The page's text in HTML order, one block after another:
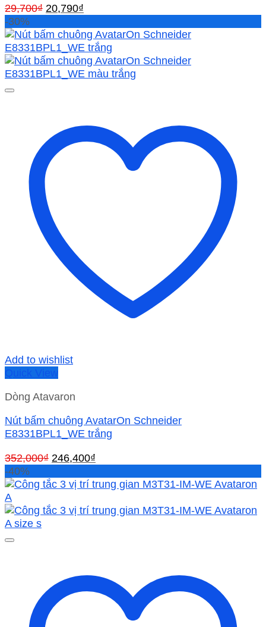
29,700₫ Giá
là:
29,700₫.
20,790₫
tại
là:
20,790₫.
-30%
Add to wishlist
Quick View
Dòng Atavaron
Nút bấm chuông AvatarOn Schneider
E8331BPL1_WE trắng
352,000₫ Giá
là:
246,400₫
tại
246,400₫.
-40%